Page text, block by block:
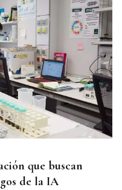
que buscan
de la IA